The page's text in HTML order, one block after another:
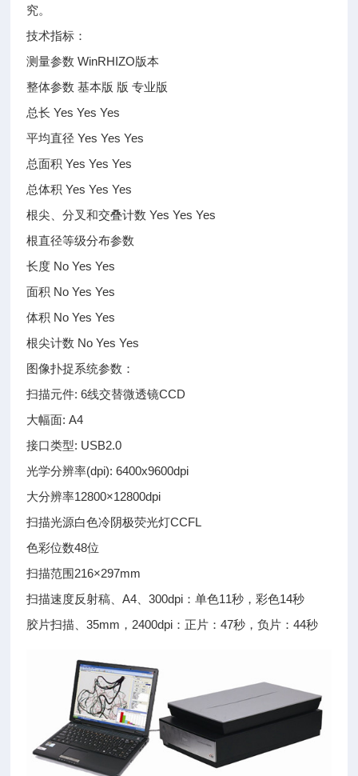
究。
技术指标：
测量参数 WinRHIZO版本
整体参数 基本版 版 专业版
总长 Yes Yes Yes
平均直径 Yes Yes Yes
总面积 Yes Yes Yes
总体积 Yes Yes Yes
根尖、分叉和交叠计数 Yes Yes Yes
根直径等级分布参数
长度 No Yes Yes
面积 No Yes Yes
体积 No Yes Yes
根尖计数 No Yes Yes
图像扑捉系统参数：
扫描元件: 6线交替微透镜CCD
大幅面: A4
接口类型: USB2.0
光学分辨率(dpi): 6400x9600dpi
大分辨率12800×12800dpi
扫描光源白色冷阴极荧光灯CCFL
色彩位数48位
扫描范围216×297mm
扫描速度反射稿、A4、300dpi：单色11秒，彩色14秒
胶片扫描、35mm，2400dpi：正片：47秒，负片：44秒